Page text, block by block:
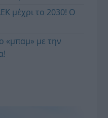
μέχρι το 2030! Ο
«μπαμ» με την